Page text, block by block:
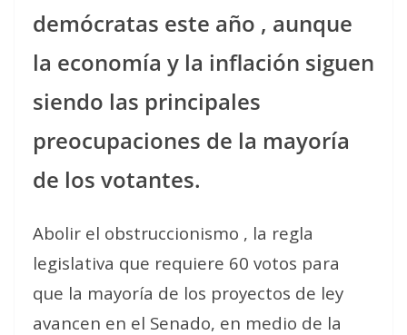
demócratas este año , aunque
la economía y la inflación siguen
siendo las principales
preocupaciones de la mayoría
de los votantes.
Abolir el obstruccionismo , la regla
legislativa que requiere 60 votos para
que la mayoría de los proyectos de ley
avancen en el Senado, en medio de la